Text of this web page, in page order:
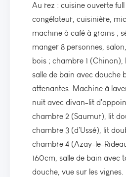
Au rez : cuisine ouverte
congélateur, cuisinière,
machine à café à grains ;
manger 8 personnes,
bois ; chambre 1 (Chinon),
salle de bain avec douche
attenantes. Machine à
nuit avec divan-lit
chambre 2 (Saumur), lit
chambre 3 (d'Ussé), lit
chambre 4 (Azay-le-
160cm, salle de bain avec
douche, vue sur les